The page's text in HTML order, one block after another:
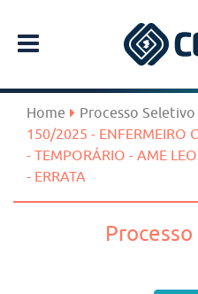
Home Processo Seletivo
150/2025 - ENFERMEIRO
- TEMPORÁRIO - AME
- ERRATA